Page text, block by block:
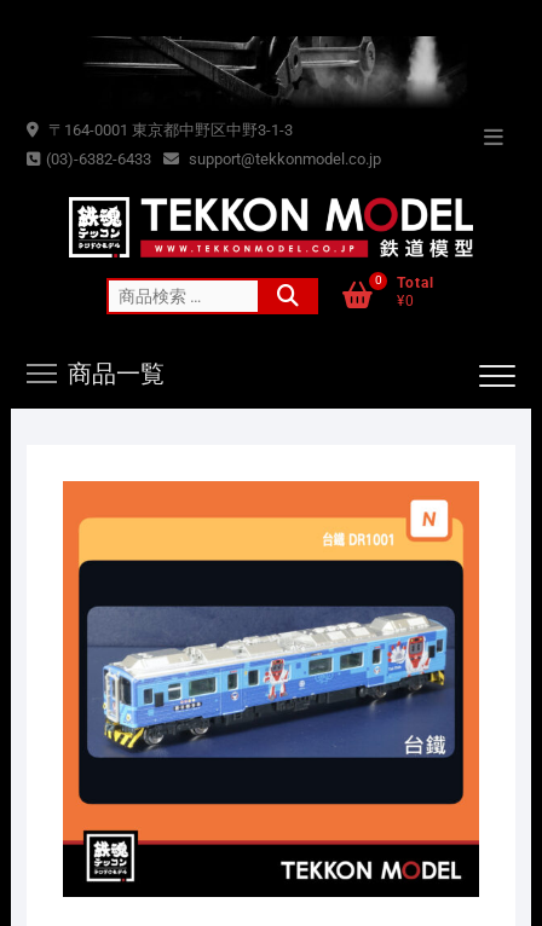
〒164-0001 東京都中野区中野3-1-3
(03)-6382-6433
support@tekkonmodel.co.jp
索
0
Total
¥0
商品一覧